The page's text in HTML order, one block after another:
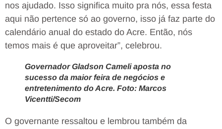
nos ajudado. Isso significa muito pra nós, essa festa
aqui não pertence só ao governo, isso já faz parte do
calendário anual do estado do Acre. Então, nós
temos mais é que aproveitar”, celebrou.
Governador Gladson Cameli aposta no
sucesso da maior feira de negócios e
entretenimento do Acre. Foto: Marcos
Vicentti/Secom
O governante ressaltou e lembrou também da